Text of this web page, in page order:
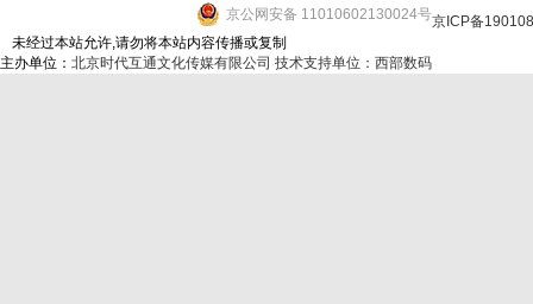
京公网安备 11010602130024号京ICP备
未经过本站允许,请勿将本站内容传播或复制
主办单位： 北京时代互通文化传媒有限公司 技术支持单位：西部数码